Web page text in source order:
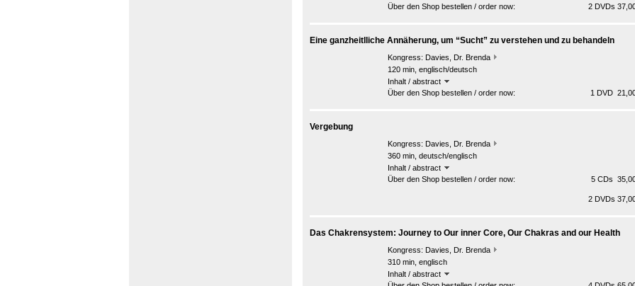
Über den Shop bestellen / order now:
2 DVDs
Eine ganzheitlliche Annäherung, um “Sucht” zu verstehen und zu behandeln
Kongress: Davies, Dr. Brenda
120 min, englisch/deutsch
Inhalt / abstract
Über den Shop bestellen / order now:
1 DVD
Vergebung
Kongress: Davies, Dr. Brenda
360 min, deutsch/englisch
Inhalt / abstract
Über den Shop bestellen / order now:
5 CDs
2 DVDs
Das Chakrensystem: Journey to Our inner Core, Our Chakras and our Health
Kongress: Davies, Dr. Brenda
310 min, englisch
Inhalt / abstract